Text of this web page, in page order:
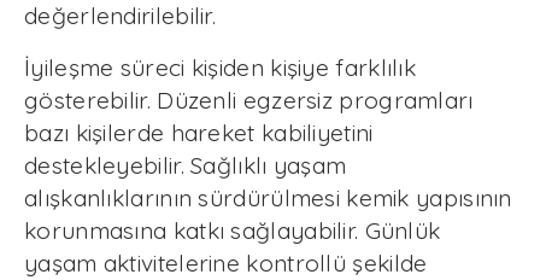
değerlendirilebilir.
İyileşme süreci kişiden kişiye farklılık
gösterebilir. Düzenli egzersiz programları
bazı kişilerde hareket kabiliyetini
destekleyebilir. Sağlıklı yaşam
alışkanlıklarının sürdürülmesi kemik yapısının
korunmasına katkı sağlayabilir. Günlük
yaşam aktivitelerine kontrollü şekilde